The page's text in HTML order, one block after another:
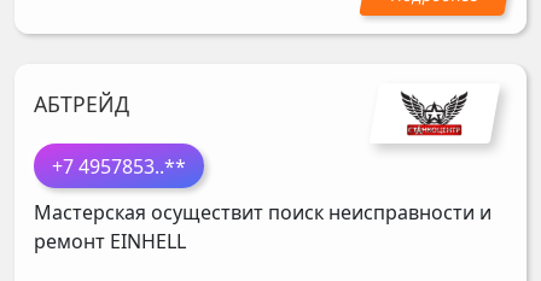
АБТРЕЙД
+7 4957853..**
Мастерская осуществит поиск неисправности и
ремонт EINHELL